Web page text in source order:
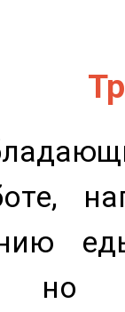
но